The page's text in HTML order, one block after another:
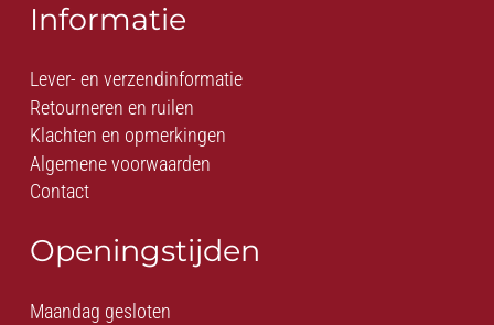
Informatie
Lever- en verzendinformatie
Retourneren en ruilen
Klachten en opmerkingen
Algemene voorwaarden
Contact
Openingstijden
Maandag gesloten